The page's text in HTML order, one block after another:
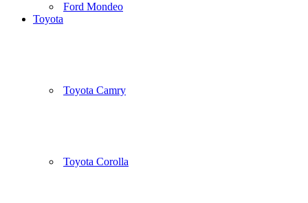
Ford Mondeo
Toyota
Toyota Camry
Toyota Corolla